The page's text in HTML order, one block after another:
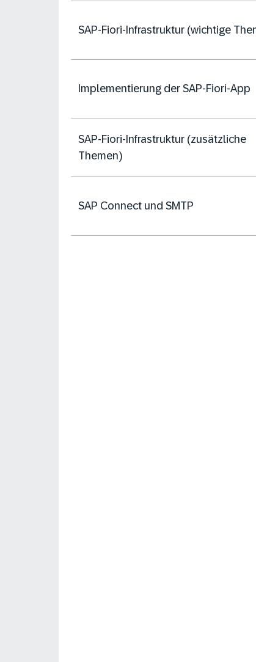
SAP-Fiori-Infrastruktur (wichtige
Implementierung der SAP-Fiori-App
SAP-Fiori-Infrastruktur (zusätzliche
Themen)
SAP Connect und SMTP